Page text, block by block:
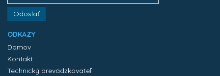
Odoslať
ODKAZY
Domov
Kontakt
Technický prevádzkovateľ